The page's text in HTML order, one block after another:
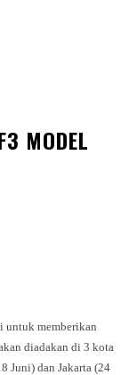
MODEL
untuk memberikan
diadakan di 3 kota
Juni) dan Jakarta (24